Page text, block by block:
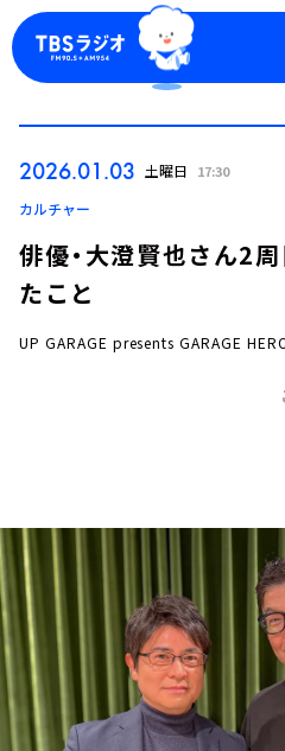
お知らせ
イベント・グッズ
YouTube
会社情報
2026.01.03 土曜日 17:30
カルチャー
俳優・大澄賢也さん2
たこと
UP GARAGE presents GARAGE